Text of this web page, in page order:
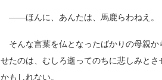
――ほんに、あんたは、馬鹿らわねえ。
そんな言葉を仏となったばかりの母親
せたのは、むしろ逝ってのちに悲しみと
かもしれない。